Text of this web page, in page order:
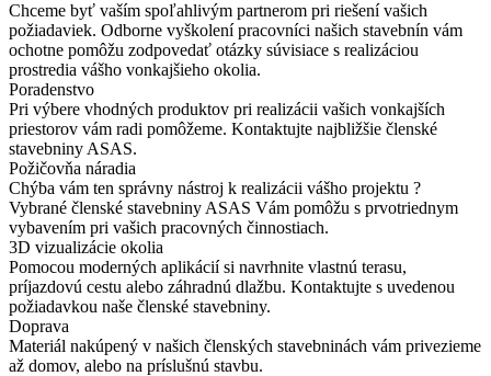
Chceme byť vaším spoľahlivým partnerom pri riešení vašich
požiadaviek. Odborne vyškolení pracovníci našich stavebnín vám
ochotne pomôžu zodpovedať otázky súvisiace s realizáciou
prostredia vášho vonkajšieho okolia.
Poradenstvo
Pri výbere vhodných produktov pri realizácii vašich vonkajších
priestorov vám radi pomôžeme. Kontaktujte najbližšie členské
stavebniny ASAS.
Požičovňa náradia
Chýba vám ten správny nástroj k realizácii vášho projektu ?
Vybrané členské stavebniny ASAS Vám pomôžu s prvotriednym
vybavením pri vašich pracovných činnostiach.
3D vizualizácie okolia
Pomocou moderných aplikácií si navrhnite vlastnú terasu,
príjazdovú cestu alebo záhradnú dlažbu. Kontaktujte s uvedenou
požiadavkou naše členské stavebniny.
Doprava
Materiál nakúpený v našich členských stavebninách vám privezieme
až domov, alebo na príslušnú stavbu.